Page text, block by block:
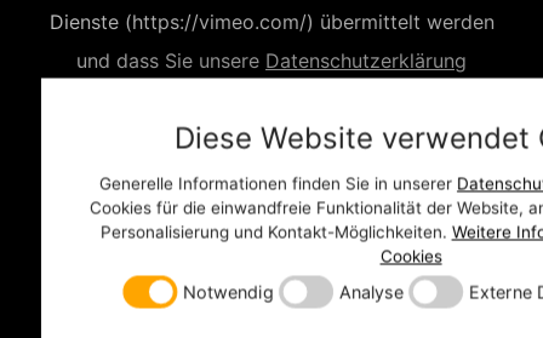
Dienste (https://vimeo.com/) übermittelt werden
und dass Sie unsere Datenschutzerklärung
Diese Website verwendet
Generelle Informationen finden Sie in unserer
Cookies für die einwandfreie Funktionalität der Website,
Personalisierung und Kontakt-Möglichkeiten. Weitere
Cookies
Notwendig Analyse Externe